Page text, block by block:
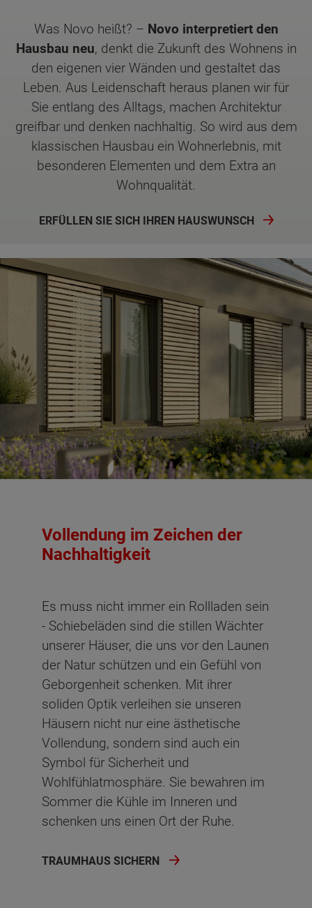
Was Novo heißt? – Novo interpretiert den
Hausbau neu, denkt die Zukunft des Wohnens in
den eigenen vier Wänden und gestaltet das
Leben. Aus Leidenschaft heraus planen wir für
Sie entlang des Alltags, machen Architektur
greifbar und denken nachhaltig. So wird aus dem
klassischen Hausbau ein Wohnerlebnis, mit
besonderen Elementen und dem Extra an
Wohnqualität.
ERFÜLLEN SIE SICH IHREN HAUSWUNSCH
Vollendung im Zeichen der
Nachhaltigkeit
Es muss nicht immer ein Rollladen sein
- Schiebeläden sind die stillen Wächter
unserer Häuser, die uns vor den Launen
der Natur schützen und ein Gefühl von
Geborgenheit schenken. Mit ihrer
soliden Optik verleihen sie unseren
Häusern nicht nur eine ästhetische
Vollendung, sondern sind auch ein
Symbol für Sicherheit und
Wohlfühlatmosphäre. Sie bewahren im
Sommer die Kühle im Inneren und
schenken uns einen Ort der Ruhe.
TRAUMHAUS SICHERN